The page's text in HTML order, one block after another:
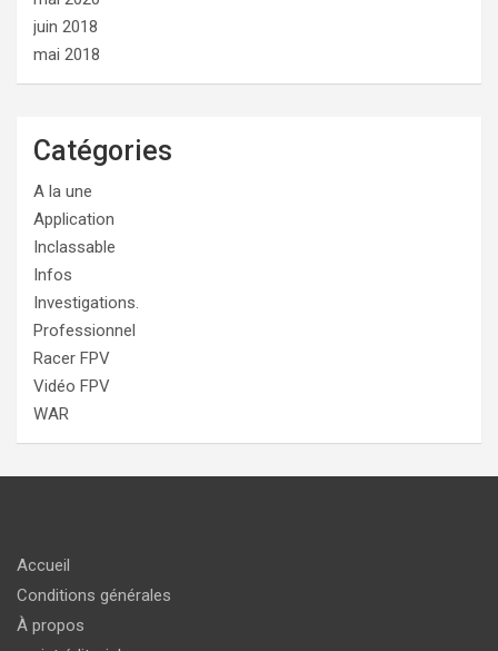
juin 2018
mai 2018
Catégories
A la une
Application
Inclassable
Infos
Investigations.
Professionnel
Racer FPV
Vidéo FPV
WAR
Accueil
Conditions générales
À propos